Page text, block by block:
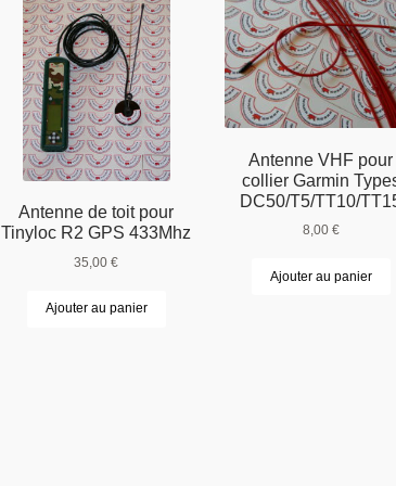
Antenne de toit pour
Tinyloc R2 GPS 433Mhz
35,00€
Ajouter au panier
Antenne VHF pour
collier Garmin
DC50/T5/TT10/
8,00 €
Ajouter au panier